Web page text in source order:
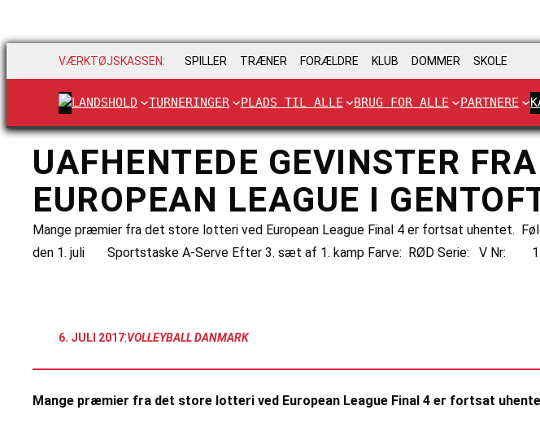
VÆRKTØJSKASSEN: SPILLER TRÆNER FORÆLDRE KLUB DOMMER SKOLE
LANDSHOLD TURNERINGER PLADS TIL ALLE BRUG FOR ALLE PARTNERE
UAFHENTEDE GEVINSTER
EUROPEAN LEAGUE I
Mange præmier fra det store lotteri ved European League Final 4 er fortsat uhentet.
den 1. juli Sportstaske A-Serve Efter 3. sæt af 1. kamp Farve: RØD Serie: V Nr:
6. JULI 2017:VOLLEYBALL DANMARK
Mange præmier fra det store lotteri ved European League Final 4 er fortsat